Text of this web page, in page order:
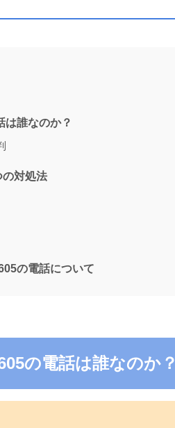
は誰なのか？
対処法
の電話について
の電話は誰なのか？